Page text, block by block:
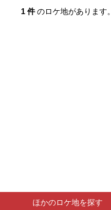
1 件のロケ地があります。
ほかのロケ地を探す